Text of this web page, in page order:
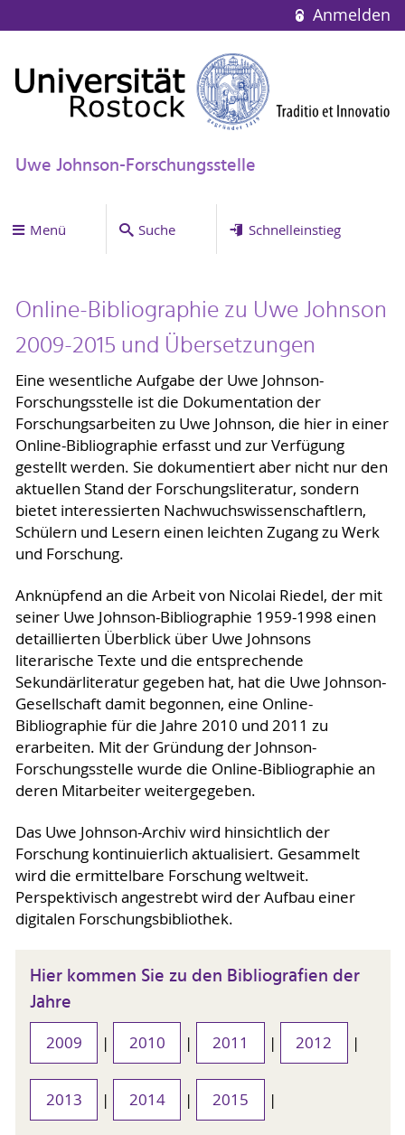
Anmelden
Uwe Johnson-Forschungsstelle
Menü Suche Schnelleinstieg
Online-Bibliographie zu Uwe Johnson
2009-2015 und Übersetzungen
Eine wesentliche Aufgabe der Uwe Johnson-
Forschungsstelle ist die Dokumentation der
Forschungsarbeiten zu Uwe Johnson, die hier in einer
Online-Bibliographie erfasst und zur Verfügung
gestellt werden. Sie dokumentiert aber nicht nur den
aktuellen Stand der Forschungsliteratur, sondern
bietet interessierten Nachwuchswissenschaftlern,
Schülern und Lesern einen leichten Zugang zu Werk
und Forschung.
Anknüpfend an die Arbeit von Nicolai Riedel, der mit
seiner Uwe Johnson-Bibliographie 1959-1998 einen
detaillierten Überblick über Uwe Johnsons
literarische Texte und die entsprechende
Sekundärliteratur gegeben hat, hat die Uwe Johnson-
Gesellschaft damit begonnen, eine Online-
Bibliographie für die Jahre 2010 und 2011 zu
erarbeiten. Mit der Gründung der Johnson-
Forschungsstelle wurde die Online-Bibliographie an
deren Mitarbeiter weitergegeben.
Das Uwe Johnson-Archiv wird hinsichtlich der
Forschung kontinuierlich aktualisiert. Gesammelt
wird die ermittelbare Forschung weltweit.
Perspektivisch angestrebt wird der Aufbau einer
digitalen Forschungsbibliothek.
Hier kommen Sie zu den Bibliografien der
Jahre
2009 | 2010 | 2011 | 2012 |
2013 | 2014 | 2015 |